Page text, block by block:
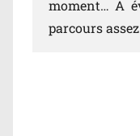
moment… A
parcours